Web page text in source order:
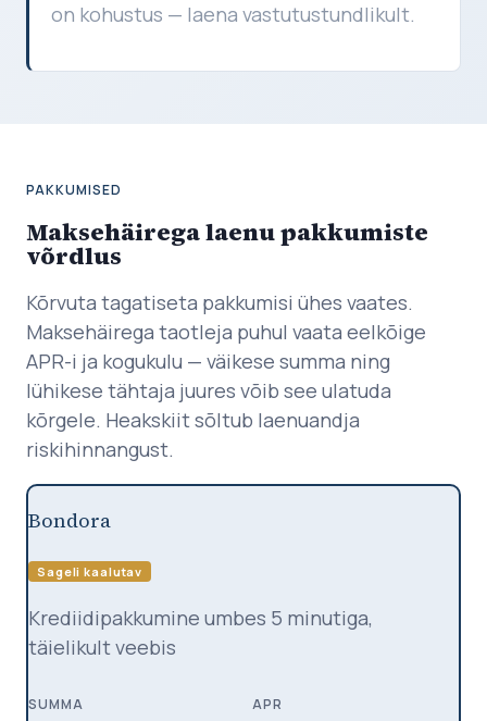
on kohustus — laena vastutustundlikult.
PAKKUMISED
Maksehäirega laenu pakkumiste
võrdlus
Kõrvuta tagatiseta pakkumisi ühes vaates.
Maksehäirega taotleja puhul vaata eelkõige
APR-i ja kogukulu — väikese summa ning
lühikese tähtaja juures võib see ulatuda
kõrgele. Heakskiit sõltub laenuandja
riskihinnangust.
Bondora
Sageli kaalutav
Krediidipakkumine umbes 5 minutiga,
täielikult veebis
SUMMA APR